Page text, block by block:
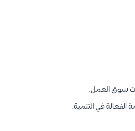
سوق العمل.
في التنمية.